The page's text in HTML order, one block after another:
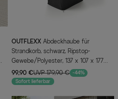
OUTFLEXX
Strandkorb, schwarz, Ripstop-
Gewebe/Polyester, 137 x 107 x 177
cm, wasserabweisend, mit
Reißverschluss, UV-Schutz
99,90 €UVP 179,90 € -44%
Sofort lieferbar